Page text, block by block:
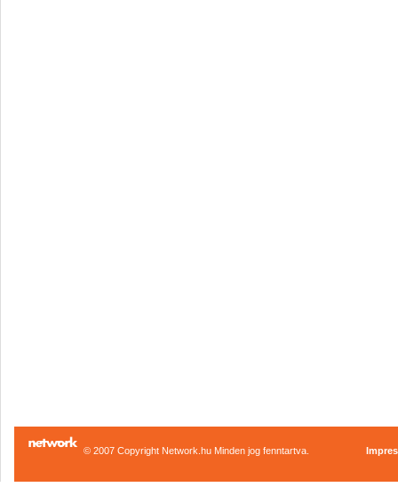
© 2007 Copyright Network.hu Minden jog fenntartva.